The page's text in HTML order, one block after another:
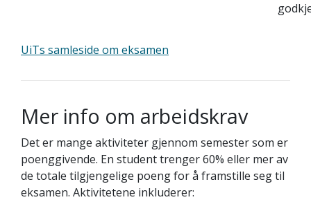
UiTs samleside om eksamen
Mer info om arbeidskrav
Det er mange aktiviteter gjennom semester som er
poenggivende. En student trenger 60% eller mer av
de totale tilgjengelige poeng for å framstille seg til
eksamen. Aktivitetene inkluderer: